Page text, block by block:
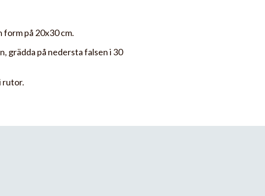
form på 20x30 cm.
grädda på nedersta falsen i 30
rutor.